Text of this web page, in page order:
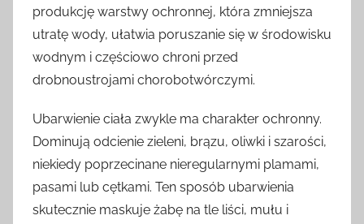
produkcję warstwy ochronnej, która zmniejsza
utratę wody, ułatwia poruszanie się w środowisku
wodnym i częściowo chroni przed
drobnoustrojami chorobotwórczymi.
Ubarwienie ciała zwykle ma charakter ochronny.
Dominują odcienie zieleni, brązu, oliwki i szarości,
niekiedy poprzecinane nieregularnymi plamami,
pasami lub cętkami. Ten sposób ubarwienia
skutecznie maskuje żabę na tle liści, mułu i